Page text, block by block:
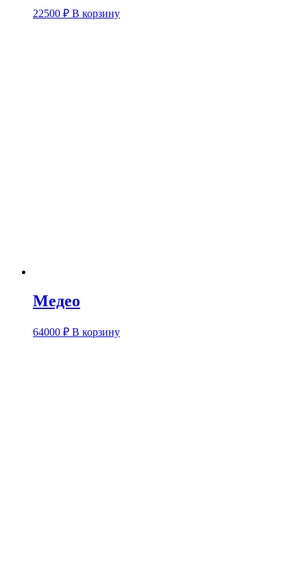
22500 ₽ В корзину
Медео
64000 ₽ В корзину